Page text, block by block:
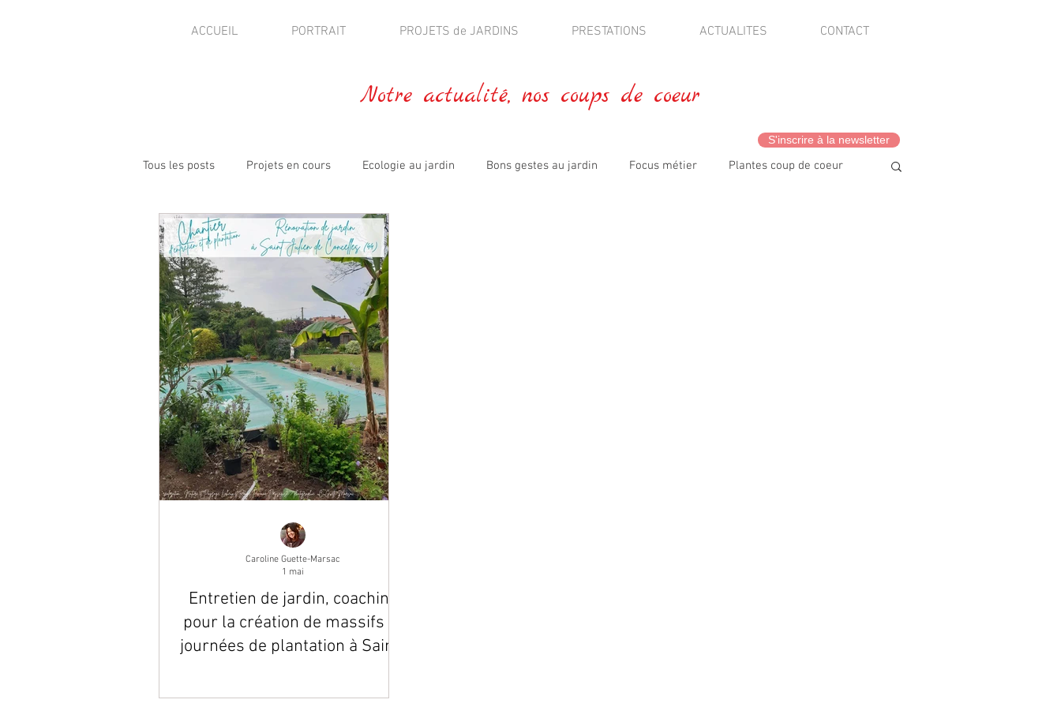
ACCUEIL PORTRAIT PROJETS de JARDINS PRESTATIONS ACTUALITES CONTACT
Notre actualité, nos coups de coeur
Tous les posts Projets en cours Ecologie au jardin Bons gestes au jardin Focus métier Plantes coup de coeur
Visites de jardins Presse - publications
Autres activités
Entretien de jardin, coaching
pour la création de massifs et
journées de plantation à Saint-
Caroline Guette-Marsac
1 mai
S'inscrire à la newsletter